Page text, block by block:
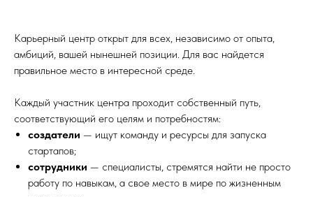
Карьерный центр открыт для всех, независимо от опыта,
амбиций, вашей нынешней позиции. Для вас найдется
правильное место в интересной среде.
Каждый участник центра проходит собственный путь,
соответствующий его целям и потребностям:
создатели — ищут команду и ресурсы для запуска
стартапов;
сотрудники — специалисты, стремятся найти не просто
работу по навыкам, а свое место в мире по жизненным